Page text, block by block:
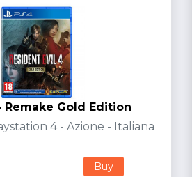
Remake Gold Edition
4 - Azione - Italiana
Buy